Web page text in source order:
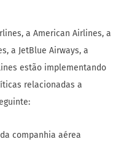
a American Airlines, a
a JetBlue Airways, a
estão implementando
relacionadas a
companhia aérea